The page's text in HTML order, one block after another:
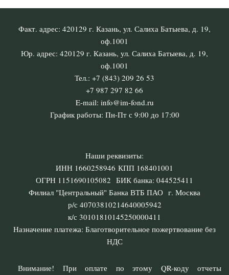
Факт. адрес: 420129 г. Казань, ул. Салиха Батыева, д. 19,
оф.1001
Юр. адрес: 420129 г. Казань, ул. Салиха Батыева, д. 19,
оф.1001
Тел.: +7 (843) 209 26 53
+7 987 297 82 66
E-mail: info@im-fond.ru
График работы: Пн-Пт с 9:00 до 17:00
Наши реквизиты:
ИНН 1660258946 КПП 168401001
ОГРН 1151690105082 БИК банка: 044525411
Филиал "Центральный" Банка ВТБ ПАО г. Москва
р/с 40703810214640005942
к/с 30101810145250000411
Назначение платежа: Благотворительное пожертвование без
НДС
Внимание! При оплате по этому QR-коду отчеты